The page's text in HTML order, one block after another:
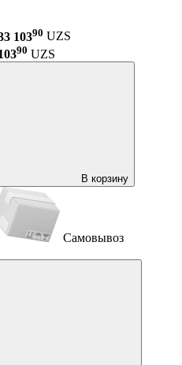
10390 UZS
90 UZS
В корзину
Самовывоз